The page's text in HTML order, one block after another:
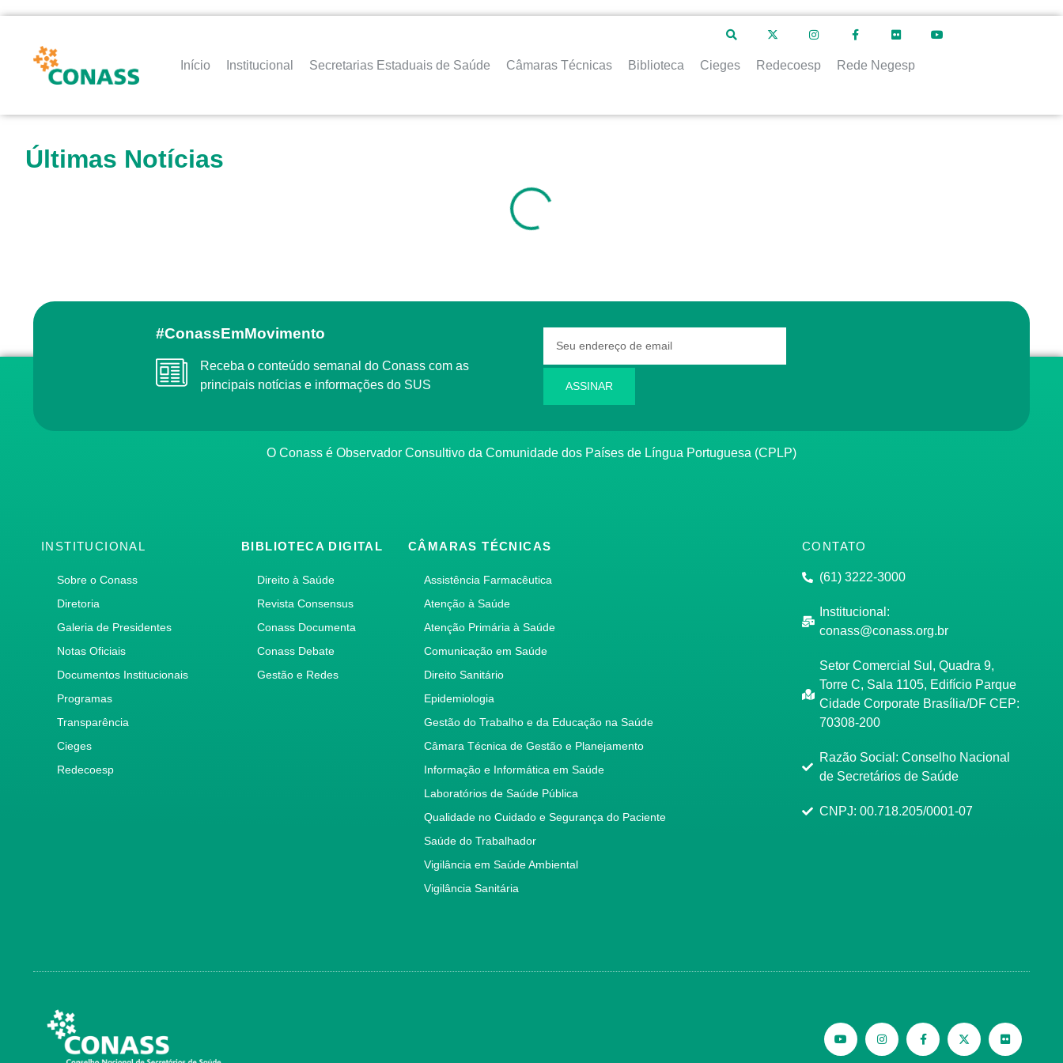
Início Institucional Secretarias Estaduais de Saúde Câmaras Técnicas Biblioteca Cieges Redecoesp Rede Negesp
Últimas Notícias
#ConassEmMovimento
Receba o conteúdo semanal do Conass com as
principais notícias e informações do SUS
ASSINAR
O Conass é Observador Consultivo da Comunidade dos Países de Língua Portuguesa (CPLP)
INSTITUCIONAL
Sobre o Conass
Diretoria
Galeria de Presidentes
Notas Oficiais
Documentos Institucionais
Programas
Transparência
Cieges
Redecoesp
BIBLIOTECA DIGITAL
Direito à Saúde
Revista Consensus
Conass Documenta
Conass Debate
Gestão e Redes
CÂMARAS TÉCNICAS
Assistência Farmacêutica
Atenção à Saúde
Atenção Primária à Saúde
Comunicação em Saúde
Direito Sanitário
Epidemiologia
Gestão do Trabalho e da Educação na Saúde
Câmara Técnica de Gestão e Planejamento
Informação e Informática em Saúde
Laboratórios de Saúde Pública
Qualidade no Cuidado e Segurança do Paciente
Saúde do Trabalhador
Vigilância em Saúde Ambiental
Vigilância Sanitária
CONTATO
(61) 3222-3000
Institucional:
conass@conass.org.br
Setor Comercial Sul, Quadra 9,
Torre C, Sala 1105, Edifício Parque
Cidade Corporate Brasília/DF CEP:
70308-200
Razão Social: Conselho Nacional
de Secretários de Saúde
CNPJ: 00.718.205/0001-07